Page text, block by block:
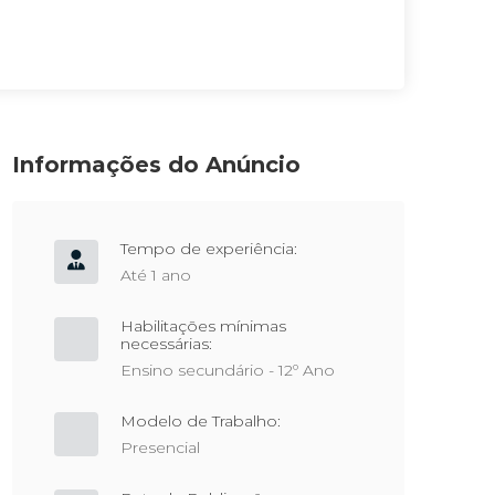
Informações do Anúncio
Tempo de experiência:
Até 1 ano
Habilitações mínimas
necessárias:
Ensino secundário - 12º Ano
Modelo de Trabalho:
Presencial